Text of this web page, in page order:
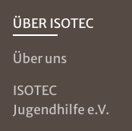
ÜBER ISOTEC
Über uns
ISOTEC
Jugendhilfe e.V.